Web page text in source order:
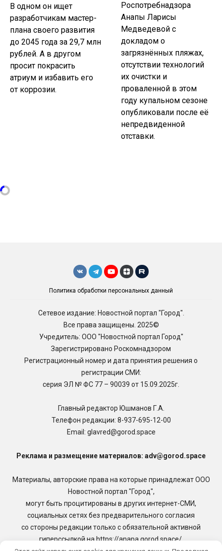
В одном он ищет
разработчикам мастер-
плана своего развития
до 2045 года за 29,7 млн
рублей. А в другом
просит покрасить
атриум и избавить его
от коррозии.
Роспотребнадзора
Анапы Ларисы
Медведевой с
докладом о
загрязнённых пляжах,
отсутствии технологий
их очистки и
проваленной в этом
году купальном сезоне
опубликовали после её
непредвиденной
отставки.
Политика обработки персональных данный
Сетевое издание: Новостной портал "Город".
Все права защищены. 2025©
Учредитель: ООО "Новостной портал Город"
Зарегистрировано Роскомнадзором
Регистрационный номер и дата принятия решения о
регистрации СМИ:
серия ЭЛ № ФС 77 – 90039 от 15.09.2025г.
Главный редактор Юшманов Г.А.
Телефон редакции: 8-937-695-12-00
Email: glavred@gorod.space
Реклама и размещение материалов: adv@gorod.space
Материалы, авторские права на которые принадлежат ООО
Новостной портал "Город",
могут быть процитированы в других интернет-СМИ,
социальных сетях без предварительного согласия
со стороны редакции только с обязательной активной
гиперссылкой на https://anapa.gorod.space/.